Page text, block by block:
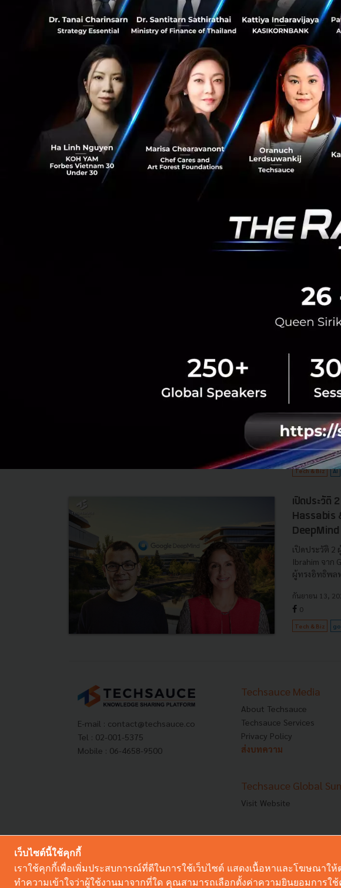
Road to
DeepMind
อะไรคือทางอ
Demis
to AGI ตรงไป
เตือนถึง
ถึงกลางทาง...
พฤษภาคม 13,
AI agi
สรุปวิสัยทั
เจาะลึกวิสัย
Robotics ถึง
ยุคใหม่จะ "เข้
Tech & Biz
ถ้า AI เก่งเ
นับเป็นการม
อย่าง Dario
Hassabis ซี
หัวข้อ The
มกราคม 20,
13
Tech & Biz AI
เปิดประวัติ
Hassabis
DeepMind
เปิดประวัติ 2
Ibrahim จาก
ผู้ทรงอิทธิพล
กันยายน 13,
0
Tech & Biz
E-mail : contact@techsauce.co
Tel : 02-001-5375
Mobile : 06-4658-9500
Techsauce Media
About Techsauce
Techsauce Services
Privacy Policy
ส่งบทความ
Techsauce Global
Visit Website
เว็บไซต์นี้ใช้คุกกี้
เราใช้คุกกี้เพื่อเพิ่มประสบการณ์ที่ดีในการใช้เว็บไซต์ แสดงเนื้อหาและโฆษณาให้
ทำความเข้าใจว่าผู้ใช้งานมาจากที่ใด คุณสามารถเลือกตั้งค่าความยินยอมการใ